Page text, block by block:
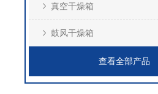
真空干燥箱
鼓风干燥箱
查看全部产品